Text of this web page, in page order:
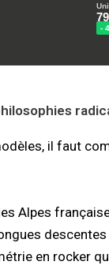
il faut
Alpes
en rocker